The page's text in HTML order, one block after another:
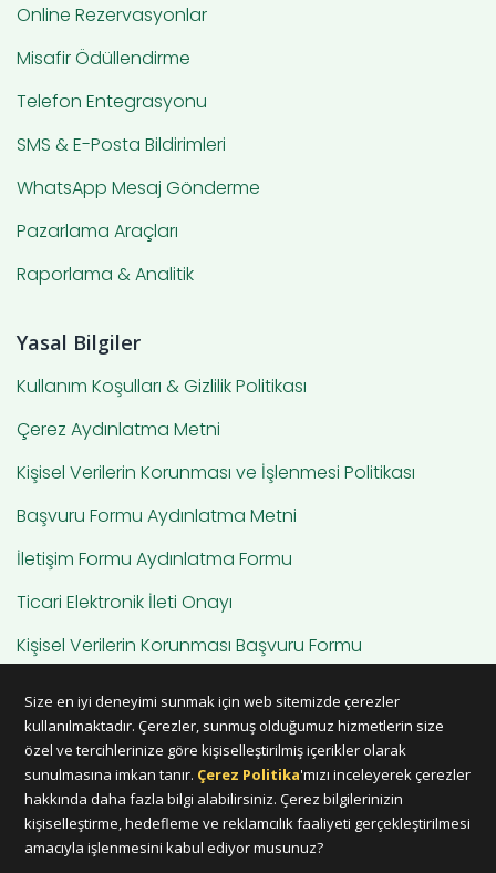
Online Rezervasyonlar
Misafir Ödüllendirme
Telefon Entegrasyonu
SMS & E-Posta Bildirimleri
WhatsApp Mesaj Gönderme
Pazarlama Araçları
Raporlama & Analitik
Yasal Bilgiler
Kullanım Koşulları & Gizlilik Politikası
Çerez Aydınlatma Metni
Kişisel Verilerin Korunması ve İşlenmesi Politikası
Başvuru Formu Aydınlatma Metni
İletişim Formu Aydınlatma Formu
Ticari Elektronik İleti Onayı
Kişisel Verilerin Korunması Başvuru Formu
©2026 Rezervem Teknoloji Hizmetleri A.Ş.
Size en iyi deneyimi sunmak için web sitemizde çerezler
kullanılmaktadır. Çerezler, sunmuş olduğumuz hizmetlerin size
özel ve tercihlerinize göre kişiselleştirilmiş içerikler olarak
sunulmasına imkan tanır. Çerez Politika'mızı inceleyerek çerezler
hakkında daha fazla bilgi alabilirsiniz. Çerez bilgilerinizin
kişiselleştirme, hedefleme ve reklamcılık faaliyeti gerçekleştirilmesi
amacıyla işlenmesini kabul ediyor musunuz?